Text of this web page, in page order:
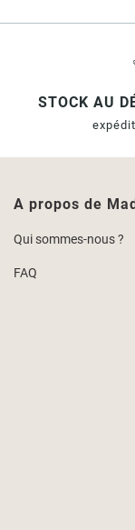
STOCK AU
A propos de
Qui sommes-nous ?
FAQ